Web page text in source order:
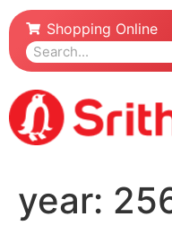
Shopping Online
year: